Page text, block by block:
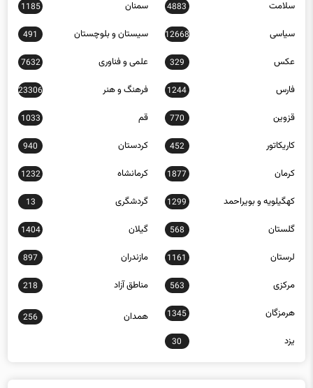
سیاسی 12668 سیستان و بلوچستان 491
عکس 329 علمی و فناوری 7632
فارس 1244 فرهنگ و هنر 23306
قزوین 770 قم 1033
کاریکاتور 452 کردستان 940
کرمان 1877 کرمانشاه 1232
کهگیلویه و بویراحمد 1299 گردشگری 13
گلستان 568 گیلان 1404
لرستان 1161 مازندران 897
مرکزی 563 مناطق آزاد 218
هرمزگان 1345
256
یزد 30